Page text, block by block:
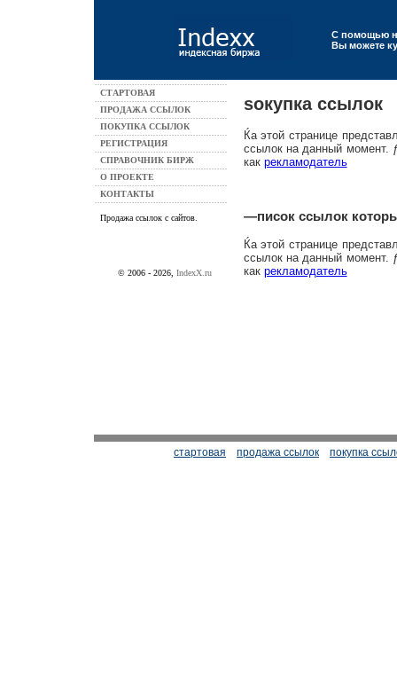
С помощью
Вы можете
СТАРТОВАЯ
ПРОДАЖА ССЫЛОК
ПОКУПКА ССЫЛОК
РЕГИСТРАЦИЯ
СПРАВОЧНИК БИРЖ
О ПРОЕКТЕ
КОНТАКТЫ
Продажа ссылок с сайтов.
© 2006 - 2026, IndexX.ru
ѕокупка ссылок
Ќа этой странице
ссылок на данный момент.
как рекламодатель
—писок ссылок
Ќа этой странице
ссылок на данный момент.
как рекламодатель
стартовая продажа ссылок покупка